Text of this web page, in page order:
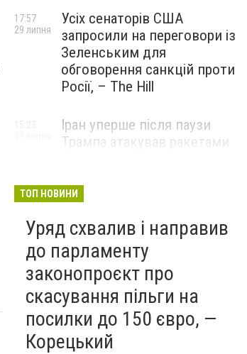
Усіх сенаторів США
запросили на переговори із
Зеленським для
обговорення санкцій проти
Росії, – The Hill
17:57
29 липня
Іран уперше після паузи
Трампа атакував ракетами
15:23
ТОП НОВИНИ
Уряд схвалив і направив
до парламенту
законопроєкт про
скасування пільги на
посилки до 150 євро, —
Корецький